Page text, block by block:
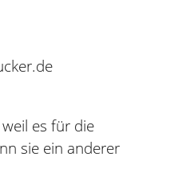
es für die
sie ein anderer